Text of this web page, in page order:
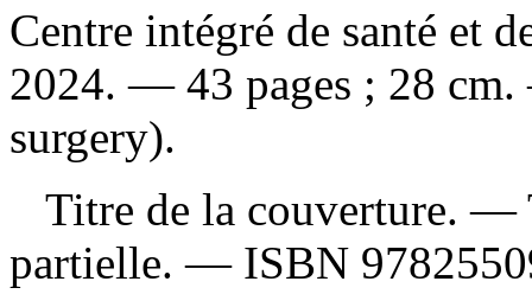
Centre intégré de santé et
2024. — 43 pages ; 28
surgery).
Titre de la couverture. —
partielle. — ISBN